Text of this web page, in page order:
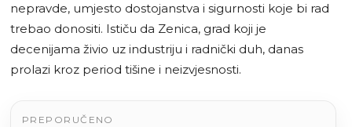
nepravde, umjesto dostojanstva i sigurnosti koje bi rad
trebao donositi. Ističu da Zenica, grad koji je
decenijama živio uz industriju i radnički duh, danas
prolazi kroz period tišine i neizvjesnosti.
PREPORUČENO